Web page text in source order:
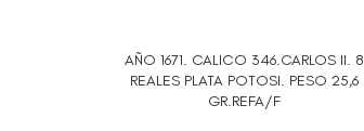
AÑADIR AL CARRITO
AÑO 1671. CALICO 346.CARLOS II. 8
REALES PLATA POTOSI. PESO 25,6
GR.REFA/F